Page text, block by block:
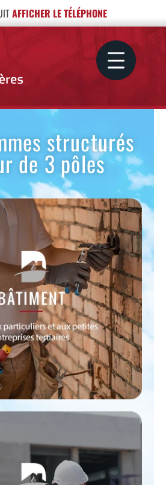
AFFICHER LE TÉLÉPHONE
structurés
de 3 pôles